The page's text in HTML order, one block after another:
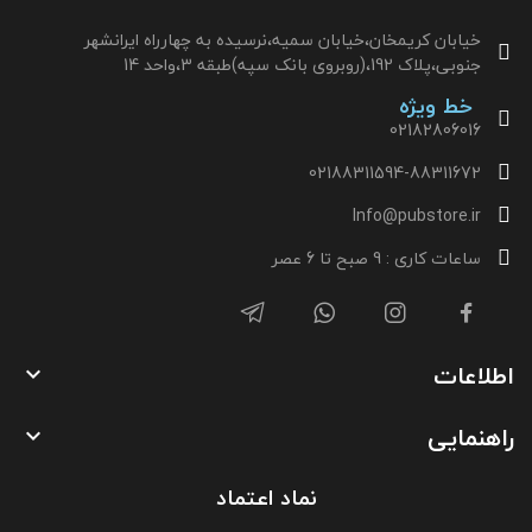
خیابان کریمخان،خیابان سمیه،نرسیده به چهارراه ایرانشهر
جنوبی،پلاک 192،(روبروی بانک سپه)طبقه 3،واحد 14
خط ویژه
02182806016
02188311594-88311672
Info@pubstore.ir
ساعات کاری : 9 صبح تا 6 عصر
اطلاعات 
راهنمایی 
نماد اعتماد